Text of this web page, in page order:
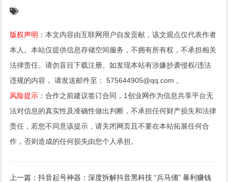
版权声明 ：本文内容由互联网用户自发贡献，该文观点仅代表作者
本人。本站仅提供信息存储空间服务，不拥有所有权，不承担相关
法律责任。请勿盲目下载注册。如发现本站有涉嫌抄袭侵权/违法
违规的内容， 请发送邮件至： 575644905@qq.com 。
风险提示 ：合作之前建议签订合同，1创业网作为信息共享平台无
法对信息的真实性及准确性做出判断，不承担任何财产损失和法律
责任，若您不同意该提示，请关闭网页且不要在本站拓展任何合
作，否则造成的任何损失由您个人承担。
上一篇：抖音起号神器：深度拆解抖音黑科技 “兵马俑” 暴利赚钱